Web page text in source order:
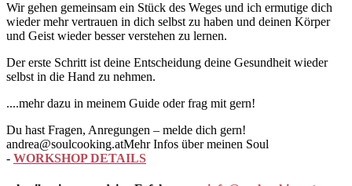
Wir gehen gemeinsam ein Stück des Weges und ich ermutige dich
wieder mehr vertrauen in dich selbst zu haben und deinen Körper
und Geist wieder besser verstehen zu lernen.
Der erste Schritt ist deine Entscheidung deine Gesundheit wieder
selbst in die Hand zu nehmen.
....mehr dazu in meinem Guide oder frag mit gern!
Du hast Fragen, Anregungen – melde dich gern!
andrea@soulcooking.atMehr Infos über meinen Soul
- WORKSHOP DETAILS